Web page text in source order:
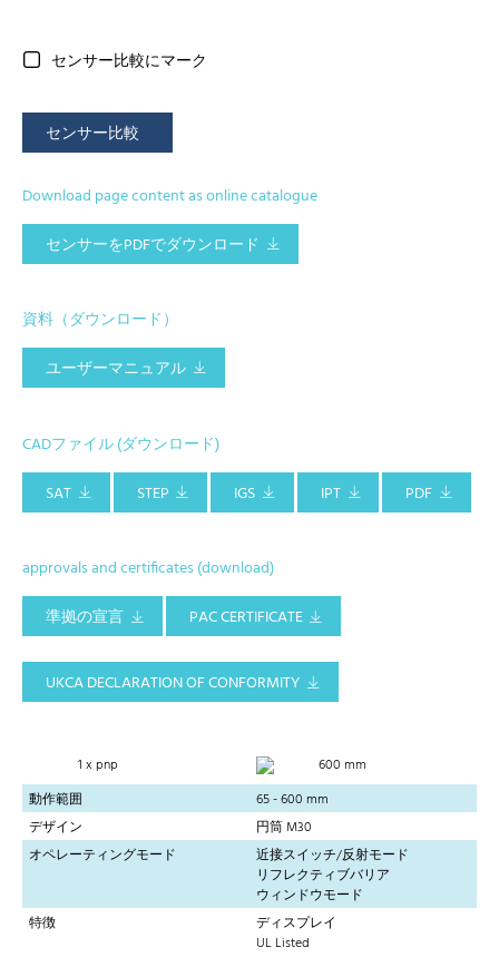
センサー比較にマーク
センサー比較
Download page content as online catalogue
センサーをPDFでダウンロード
資料（ダウンロード）
ユーザーマニュアル
CADファイル (ダウンロード)
SAT
STEP IGS IPT PDF
approvals and certificates (download)
準拠の宣言
PAC CERTIFICATE
UKCA DECLARATION OF CONFORMITY
1 x pnp
600 mm
動作範囲
65 - 600 mm
デザイン
円筒 M30
オペレーティングモード
近接スイッチ/反射モード
リフレクティブバリア
ウィンドウモード
特徴
ディスプレイ
UL Listed